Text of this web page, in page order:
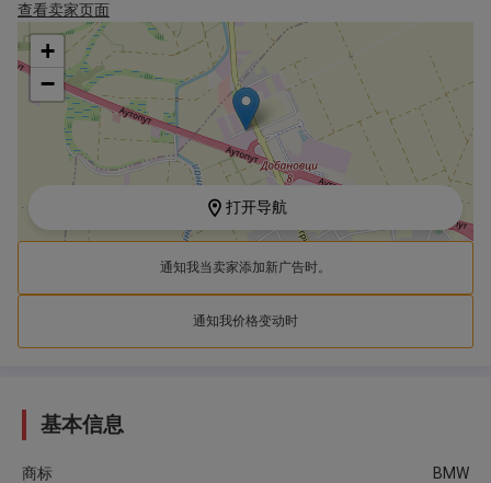
查看卖家页面
+
−
打开导航
通知我当卖家添加新广告时。
通知我价格变动时
基本信息
商标
BMW